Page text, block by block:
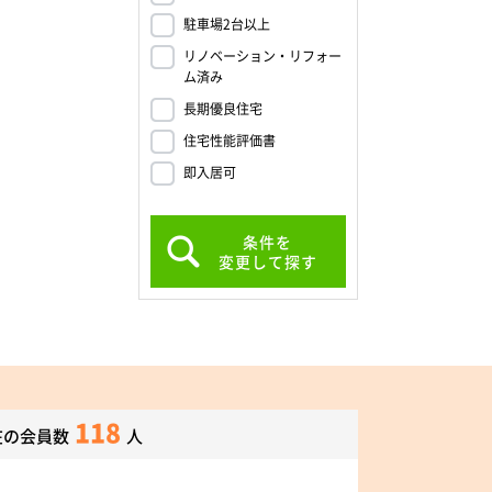
駐車場2台以上
リノベーション・リフォー
ム済み
長期優良住宅
住宅性能評価書
即入居可
条件を
変更して探す
会員数 118 人